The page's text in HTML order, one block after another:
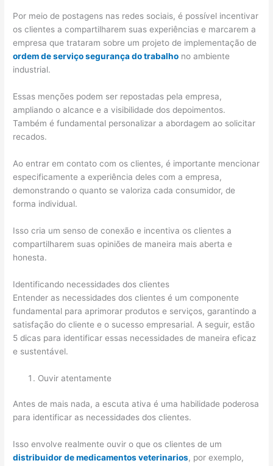
Por meio de postagens nas redes sociais, é possível incentivar
os clientes a compartilharem suas experiências e marcarem a
empresa que trataram sobre um projeto de implementação de
ordem de serviço segurança do trabalho no ambiente
industrial.
Essas menções podem ser repostadas pela empresa,
ampliando o alcance e a visibilidade dos depoimentos.
Também é fundamental personalizar a abordagem ao solicitar
recados.
Ao entrar em contato com os clientes, é importante mencionar
especificamente a experiência deles com a empresa,
demonstrando o quanto se valoriza cada consumidor, de
forma individual.
Isso cria um senso de conexão e incentiva os clientes a
compartilharem suas opiniões de maneira mais aberta e
honesta.
Identificando necessidades dos clientes
Entender as necessidades dos clientes é um componente
fundamental para aprimorar produtos e serviços, garantindo a
satisfação do cliente e o sucesso empresarial. A seguir, estão
5 dicas para identificar essas necessidades de maneira eficaz
e sustentável.
Ouvir atentamente
Antes de mais nada, a escuta ativa é uma habilidade poderosa
para identificar as necessidades dos clientes.
Isso envolve realmente ouvir o que os clientes de um
distribuidor de medicamentos veterinarios, por exemplo,